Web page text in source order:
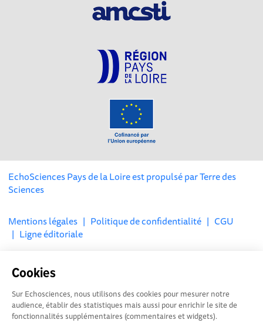
Cookies
Sur Echosciences, nous utilisons des cookies pour mesurer notre
audience, établir des statistiques mais aussi pour enrichir le site de
fonctionnalités supplémentaires (commentaires et widgets).
EchoSciences Pays de la Loire est propulsé parTerre des
Sciences
Mentions légales | Politique de confidentialité | CGU
| Ligne éditoriale